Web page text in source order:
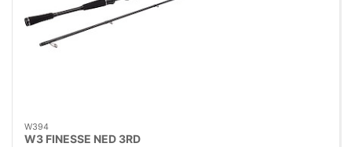
W394
W3 FINESSE NED 3RD